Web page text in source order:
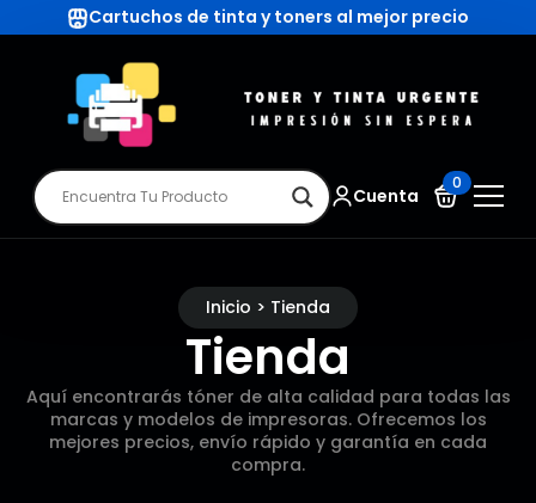
Cartuchos de tinta y toners al mejor precio
Cuenta
0
Inicio > Tienda
Tienda
Aquí encontrarás tóner de alta calidad para todas las
marcas y modelos de impresoras. Ofrecemos los
mejores precios, envío rápido y garantía en cada
compra.